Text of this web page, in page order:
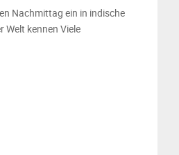
Nachmittag ein in indische
Welt kennen Viele